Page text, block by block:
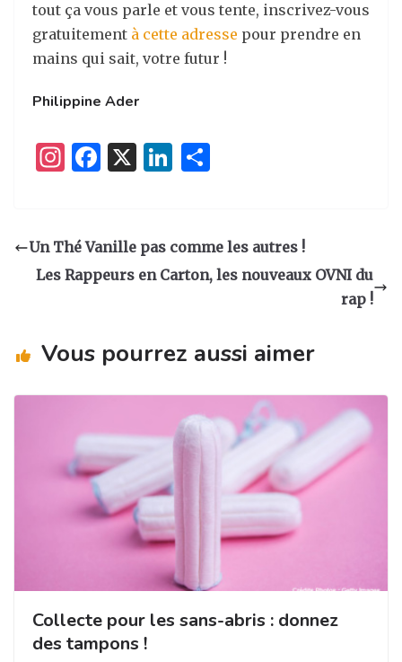
tout ça vous parle et vous tente, inscrivez-vous
gratuitement à cette adresse pour prendre en
mains qui sait, votre futur !
Philippine Ader
I
a
g
F
e
b
k
X
Li
e
dI
g
er
Un Thé Vanille pas comme les autres !
Les Rappeurs en Carton, les nouveaux OVNI du
rap !
Vous pourrez aussi aimer
Collecte pour les sans-abris : donnez
des tampons !